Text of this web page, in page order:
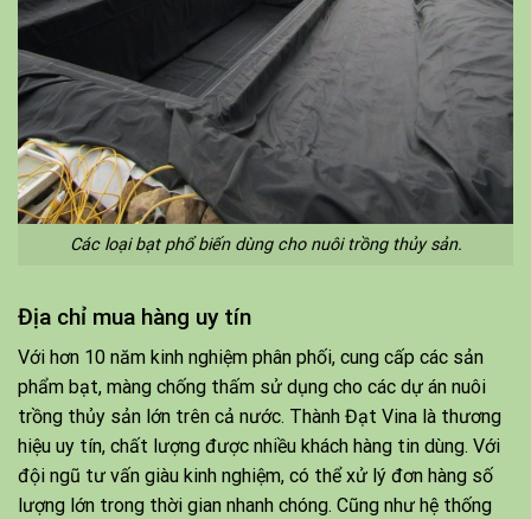
Các loại bạt phổ biến dùng cho nuôi trồng thủy sản.
Địa chỉ mua hàng uy tín
Với hơn 10 năm kinh nghiệm phân phối, cung cấp các sản
phẩm bạt, màng chống thấm sử dụng cho các dự án nuôi
trồng thủy sản lớn trên cả nước. Thành Đạt Vina là thương
hiệu uy tín, chất lượng được nhiều khách hàng tin dùng. Với
đội ngũ tư vấn giàu kinh nghiệm, có thể xử lý đơn hàng số
lượng lớn trong thời gian nhanh chóng. Cũng như hệ thống